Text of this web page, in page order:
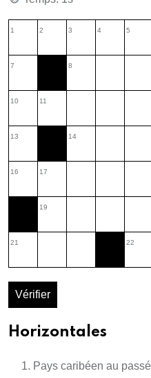
1 2 3 4 5
7 8
10 11
13 14
16 17
19
21 22
Vérifier
Horizontales
Pays caribéen au